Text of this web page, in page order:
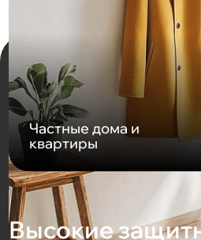
Частные дома и
квартиры
Высокие